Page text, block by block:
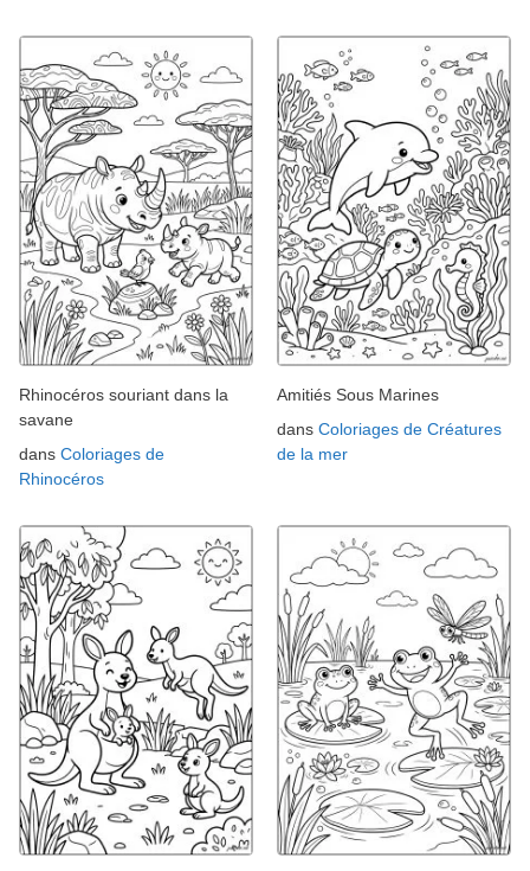
Rhinocéros souriant dans la
savane
dans Coloriages de
Rhinocéros
Amitiés Sous Marines
dans Coloriages de Créatures
de la mer